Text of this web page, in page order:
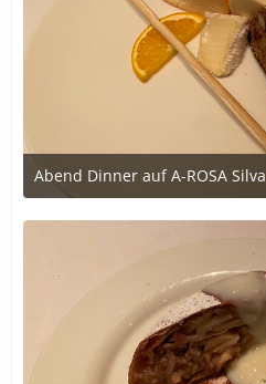
Abend Dinner auf A-ROSA Silva
12. Oktober 2020 um 18:36